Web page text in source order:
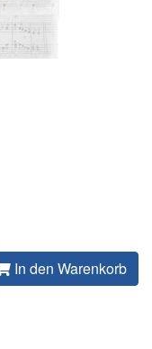
In den Warenkorb